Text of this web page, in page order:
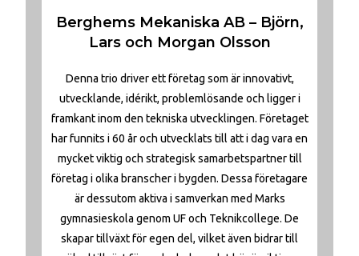
Berghems Mekaniska AB – Björn,
Lars och Morgan Olsson
Denna trio driver ett företag som är innovativt,
utvecklande, idérikt, problemlösande och ligger i
framkant inom den tekniska utvecklingen. Företaget
har funnits i 60 år och utvecklats till att i dag vara en
mycket viktig och strategisk samarbetspartner till
företag i olika branscher i bygden. Dessa företagare
är dessutom aktiva i samverkan med Marks
gymnasieskola genom UF och Teknikcollege. De
skapar tillväxt för egen del, vilket även bidrar till